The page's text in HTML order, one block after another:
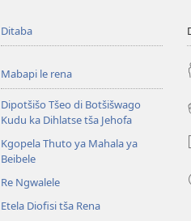
Ditaba
Mabapi le rena
Dipotšišo Tšeo di Botšišwago
Kudu ka Dihlatse tša Jehofa
Kgopela Thuto ya Mahala ya
Beibele
Re Ngwalele
Etela Diofisi tša Rena